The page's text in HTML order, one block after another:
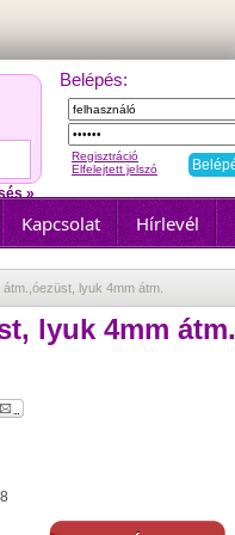
»
Belépés:
Regisztráció
Elfelejtett jelszó
Kapcsolat
Hírlevél
lyuk 4mm átm.
lyuk 4mm átm.